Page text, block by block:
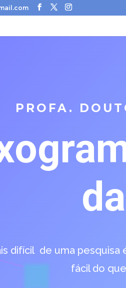
PROFA.
difícil de uma
fácil do